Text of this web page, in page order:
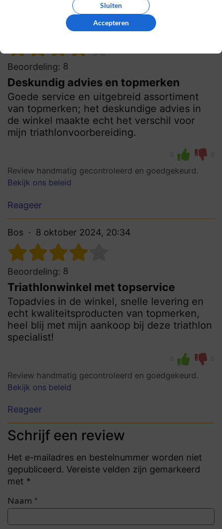
14 oktober 2024, 10:04
Beoordeling: 8
Deskundig advies en topmerken
Goede service en uitgebreid assortiment
van topmerken; het deskundige advies in
de winkel maakte echt het verschil voor
mijn triathlonvoorbereiding.
0 0
Review handmatig gecontroleerd en goedgekeurd.
Bekijk ons beleid
Reageer
Bos 8 oktober 2024, 20:34
Beoordeling: 8
Triathlonwinkel met topservice
Topadvies in de winkel, snelle levering en
echt kwaliteitsproducten van topmerken,
heel blij met mijn aankoop bij deze triathlon
specialist!
0 0
Review handmatig gecontroleerd en goedgekeurd.
Bekijk ons beleid
Reageer
Schrijf een review
Het e-mailadres en bestelnummer worden niet
gepubliceerd. Vereiste velden zijn gemarkeerd
met *
Naam *
Sluiten
Accepteren